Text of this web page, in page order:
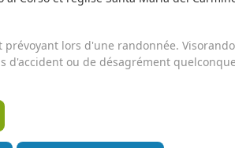
prévoyant lors d'une randonnée.
d'accident ou de désagrément